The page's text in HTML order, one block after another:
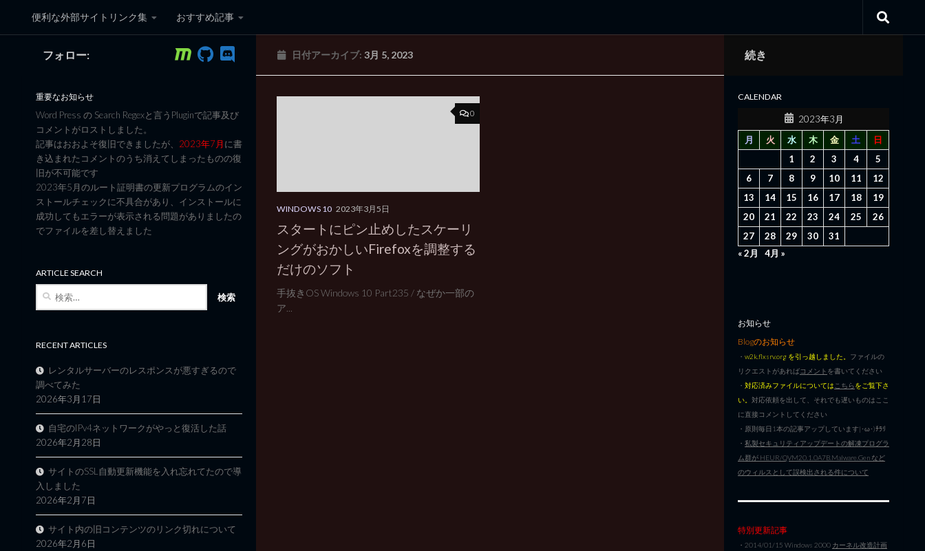
コンテンツへスキップ
便利な外部サイトリンク集 おすすめ記事
黒翼猫のコンピュータ日記 3rd Edition
日付アーカイブ:3月 5, 2023
0
WINDOWS 10 2023年3月5日
スタートにピン止めしたスケーリ
ングがおかしいFirefoxを調整する
だけのソフト
手抜きOS Windows 10 Part235 / なぜか一部の
ア...
フォロー:
重要なお知らせ
Word Press の Search Regexと言うPluginで記事及び
コメントがロストしました。
記事はおおよそ復旧できましたが、 2023年7月に書
き込まれたコメントのうち消えてしまったものの復
旧が不可能です
2023年5月のルート証明書の更新プログラムのイン
ストールチェックに不具合があり、インストールに
成功してもエラーが表示される問題がありましたの
でファイルを差し替えました
ARTICLE SEARCH
RECENT ARTICLES
レンタルサーバーのレスポンスが悪すぎるので
調べてみた
2026年3月17日
自宅のIPv4ネットワークがやっと復活した話
2026年2月28日
サイトのSSL自動更新機能を入れ忘れてたので導
入しました
2026年2月7日
サイト内の旧コンテンツのリンク切れについて
2026年2月6日
続き
CALENDAR
2023年3月
月
火 水 木 金 土
日
1
2 3 4
5
6
7 8 9 10 11
12
13
14 15 16 17 18
19
20
21 22 23 24 25
26
27
28 29 30
31
« 2月
4月 »
お知らせ
Blogのお知らせ
・ w2k.flxsrv.org を引っ越しました。 ファイルの
リクエストがあればコメント を書いてください
・ 対応済みファイルについては こちらをご覧下さ
い。 対応依頼を出して、それでも遅いものはここ
に直接コメントしてください
・原則毎日1本の記事アップしています|･ω･)ﾁﾗﾘ
・ 私製セキュリティアップデートの解凍プログラ
ム群が HEUR/QVM20.1.0A7B.Malware.Gen など
のウィルスとして誤検出される件について
特別更新記事
・2014/01/15 Windows 2000 カーネル改造計画